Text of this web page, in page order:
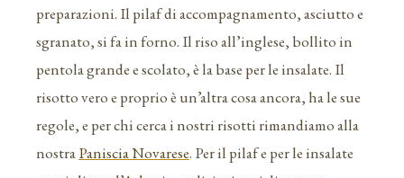
preparazioni. Il pilaf di accompagnamento, asciutto e
sgranato, si fa in forno. Il riso all’inglese, bollito in
pentola grande e scolato, è la base per le insalate. Il
risotto vero e proprio è un’altra cosa ancora, ha le sue
regole, e per chi cerca i nostri risotti rimandiamo alla
nostraPaniscia Novarese. Per il pilaf e per le insalate